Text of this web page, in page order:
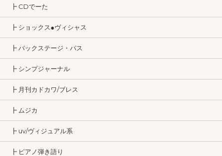
┣ CDでーた
┣ ショックス●ヴィシャス
┣ バックステージ・パス
┣ シンプジャーナル
┣ 月刊カドカワ/ブレス
┣ ムジカ
┣ uv/ヴィジュアル系
┣ ピアノ弾き語り